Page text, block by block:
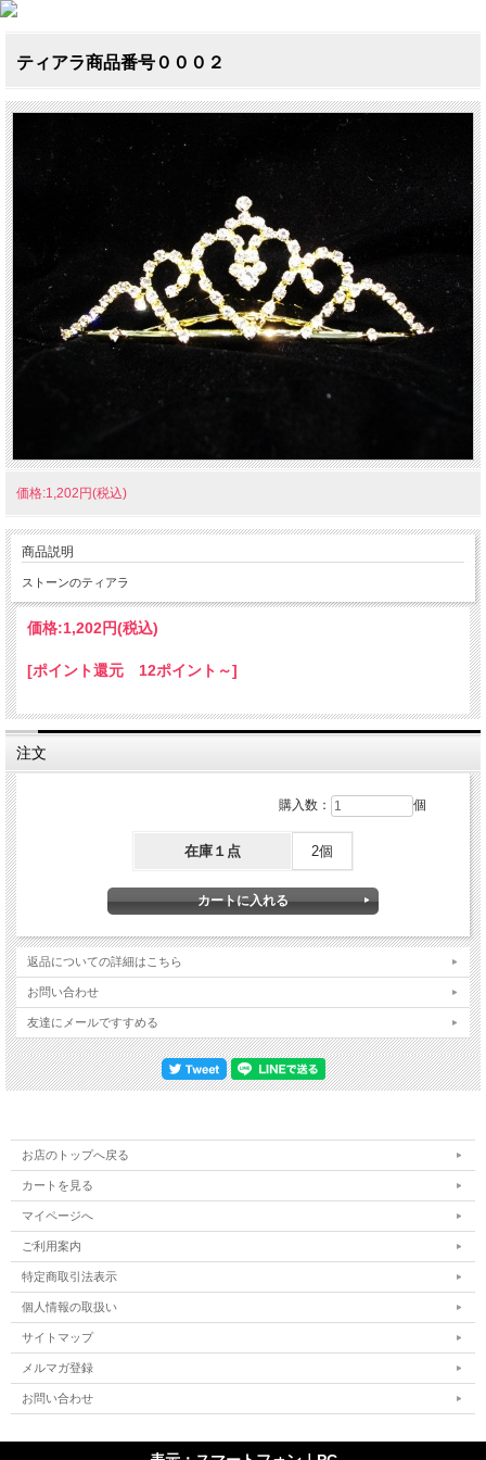
ティアラ商品番号０００２
価格:1,202円(税込)
商品説明
ストーンのティアラ
価格:1,202円(税込)
[ポイント還元 12ポイント～]
注文
購入数： 個
在庫１点 2個
返品についての詳細はこちら
お問い合わせ
友達にメールですすめる
お店のトップへ戻る
カートを見る
マイページへ
ご利用案内
特定商取引法表示
個人情報の取扱い
サイトマップ
メルマガ登録
お問い合わせ